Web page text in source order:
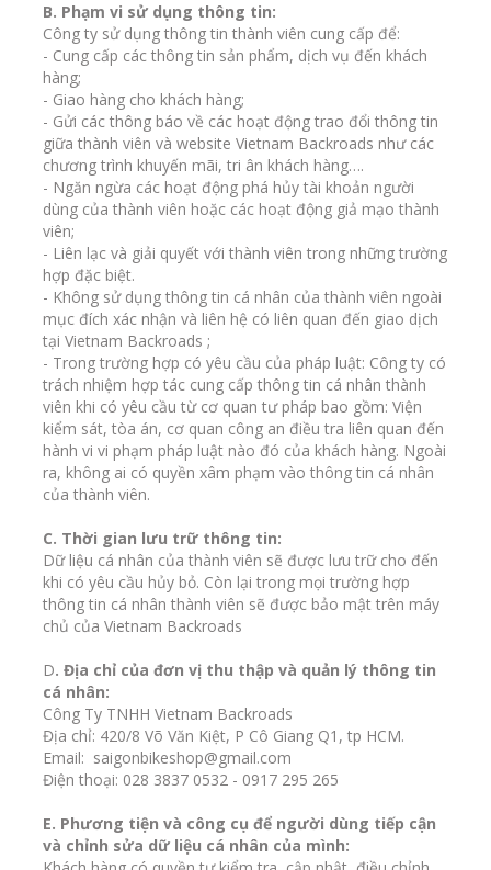
B. Phạm vi sử dụng thông tin:
Công ty sử dụng thông tin thành viên cung cấp để:
- Cung cấp các thông tin sản phẩm, dịch vụ đến khách
hàng;
- Giao hàng cho khách hàng;
- Gửi các thông báo về các hoạt động trao đổi thông tin
giữa thành viên và website Vietnam Backroads như các
chương trình khuyến mãi, tri ân khách hàng….
- Ngăn ngừa các hoạt động phá hủy tài khoản người
dùng của thành viên hoặc các hoạt động giả mạo thành
viên;
- Liên lạc và giải quyết với thành viên trong những trường
hợp đặc biệt.
- Không sử dụng thông tin cá nhân của thành viên ngoài
mục đích xác nhận và liên hệ có liên quan đến giao dịch
tại Vietnam Backroads ;
- Trong trường hợp có yêu cầu của pháp luật: Công ty có
trách nhiệm hợp tác cung cấp thông tin cá nhân thành
viên khi có yêu cầu từ cơ quan tư pháp bao gồm: Viện
kiểm sát, tòa án, cơ quan công an điều tra liên quan đến
hành vi vi phạm pháp luật nào đó của khách hàng. Ngoài
ra, không ai có quyền xâm phạm vào thông tin cá nhân
của thành viên.
C. Thời gian lưu trữ thông tin:
Dữ liệu cá nhân của thành viên sẽ được lưu trữ cho đến
khi có yêu cầu hủy bỏ. Còn lại trong mọi trường hợp
thông tin cá nhân thành viên sẽ được bảo mật trên máy
chủ của Vietnam Backroads
D. Địa chỉ của đơn vị thu thập và quản lý thông tin
cá nhân:
Công Ty TNHH Vietnam Backroads
Địa chỉ: 420/8 Võ Văn Kiệt, P Cô Giang Q1, tp HCM.
Email: saigonbikeshop@gmail.com
Điện thoại: 028 3837 0532 - 0917 295 265
E. Phương tiện và công cụ để người dùng tiếp cận
và chỉnh sửa dữ liệu cá nhân của mình: